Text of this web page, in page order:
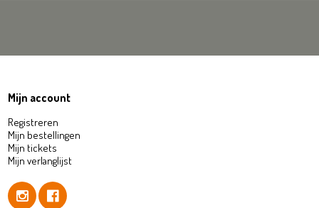
Mijn account
Registreren
Mijn bestellingen
Mijn tickets
Mijn verlanglijst